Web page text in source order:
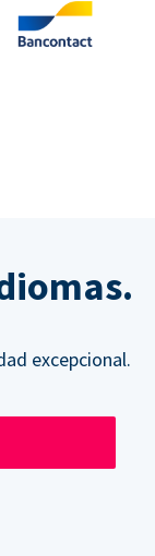
excepcional.